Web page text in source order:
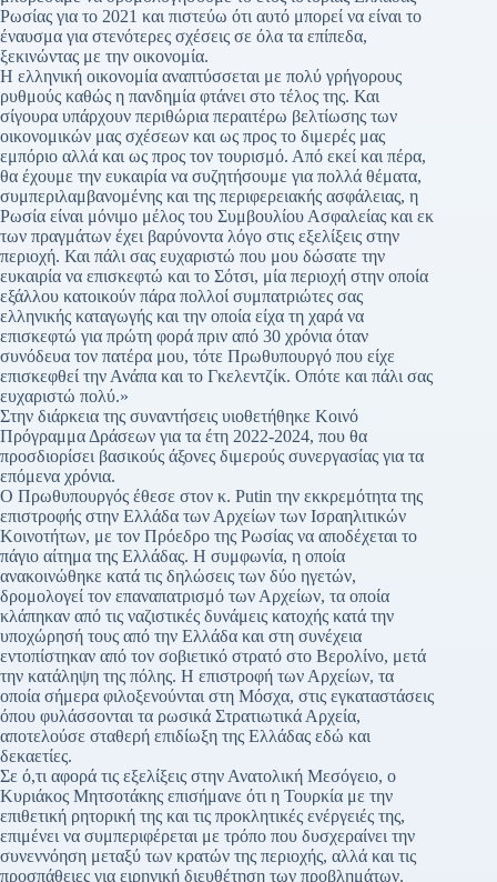
Ρωσίας για το 2021 και πιστεύω ότι αυτό μπορεί να είναι το
έναυσμα για στενότερες σχέσεις σε όλα τα επίπεδα,
ξεκινώντας με την οικονομία.
Η ελληνική οικονομία αναπτύσσεται με πολύ γρήγορους
ρυθμούς καθώς η πανδημία φτάνει στο τέλος της. Και
σίγουρα υπάρχουν περιθώρια περαιτέρω βελτίωσης των
οικονομικών μας σχέσεων και ως προς το διμερές μας
εμπόριο αλλά και ως προς τον τουρισμό. Από εκεί και πέρα,
θα έχουμε την ευκαιρία να συζητήσουμε για πολλά θέματα,
συμπεριλαμβανομένης και της περιφερειακής ασφάλειας, η
Ρωσία είναι μόνιμο μέλος του Συμβουλίου Ασφαλείας και εκ
των πραγμάτων έχει βαρύνοντα λόγο στις εξελίξεις στην
περιοχή. Και πάλι σας ευχαριστώ που μου δώσατε την
ευκαιρία να επισκεφτώ και το Σότσι, μία περιοχή στην οποία
εξάλλου κατοικούν πάρα πολλοί συμπατριώτες σας
ελληνικής καταγωγής και την οποία είχα τη χαρά να
επισκεφτώ για πρώτη φορά πριν από 30 χρόνια όταν
συνόδευα τον πατέρα μου, τότε Πρωθυπουργό που είχε
επισκεφθεί την Ανάπα και το Γκελεντζίκ. Οπότε και πάλι σας
ευχαριστώ πολύ.»
Στην διάρκεια της συναντήσεις υιοθετήθηκε Κοινό
Πρόγραμμα Δράσεων για τα έτη 2022-2024, που θα
προσδιορίσει βασικούς άξονες διμερούς συνεργασίας για τα
επόμενα χρόνια.
Ο Πρωθυπουργός έθεσε στον κ. Putin την εκκρεμότητα της
επιστροφής στην Ελλάδα των Αρχείων των Ισραηλιτικών
Κοινοτήτων, με τον Πρόεδρο της Ρωσίας να αποδέχεται το
πάγιο αίτημα της Ελλάδας. Η συμφωνία, η οποία
ανακοινώθηκε κατά τις δηλώσεις των δύο ηγετών,
δρομολογεί τον επαναπατρισμό των Αρχείων, τα οποία
κλάπηκαν από τις ναζιστικές δυνάμεις κατοχής κατά την
υποχώρησή τους από την Ελλάδα και στη συνέχεια
εντοπίστηκαν από τον σοβιετικό στρατό στο Βερολίνο, μετά
την κατάληψη της πόλης. Η επιστροφή των Αρχείων, τα
οποία σήμερα φιλοξενούνται στη Μόσχα, στις εγκαταστάσεις
όπου φυλάσσονται τα ρωσικά Στρατιωτικά Αρχεία,
αποτελούσε σταθερή επιδίωξη της Ελλάδας εδώ και
δεκαετίες.
Σε ό,τι αφορά τις εξελίξεις στην Ανατολική Μεσόγειο, ο
Κυριάκος Μητσοτάκης επισήμανε ότι η Τουρκία με την
επιθετική ρητορική της και τις προκλητικές ενέργειές της,
επιμένει να συμπεριφέρεται με τρόπο που δυσχεραίνει την
συνεννόηση μεταξύ των κρατών της περιοχής, αλλά και τις
προσπάθειες για ειρηνική διευθέτηση των προβλημάτων.